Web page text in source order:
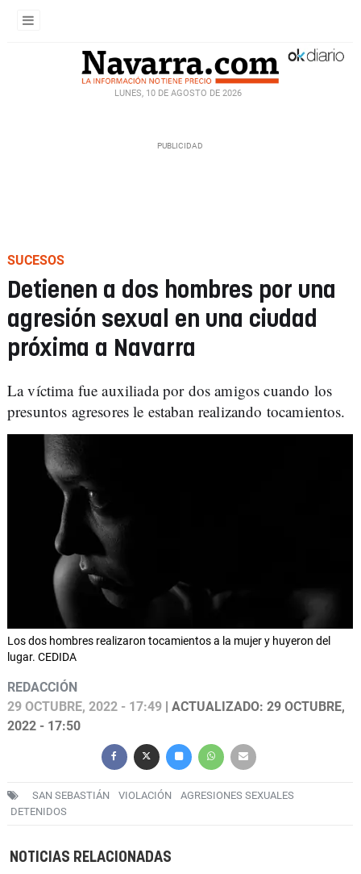
LUNES, 10 DE AGOSTO DE 2026
SUCESOS
Detienen a dos hombres por una
agresión sexual en una ciudad
próxima a Navarra
La víctima fue auxiliada por dos amigos cuando los
presuntos agresores le estaban realizando tocamientos.
Los dos hombres realizaron tocamientos a la mujer y huyeron del
lugar. CEDIDA
REDACCIÓN
29 OCTUBRE, 2022 - 17:49 | ACTUALIZADO: 29 OCTUBRE,
2022 - 17:50
SAN SEBASTIÁN VIOLACIÓN
AGRESIONES SEXUALES
DETENIDOS
NOTICIAS RELACIONADAS